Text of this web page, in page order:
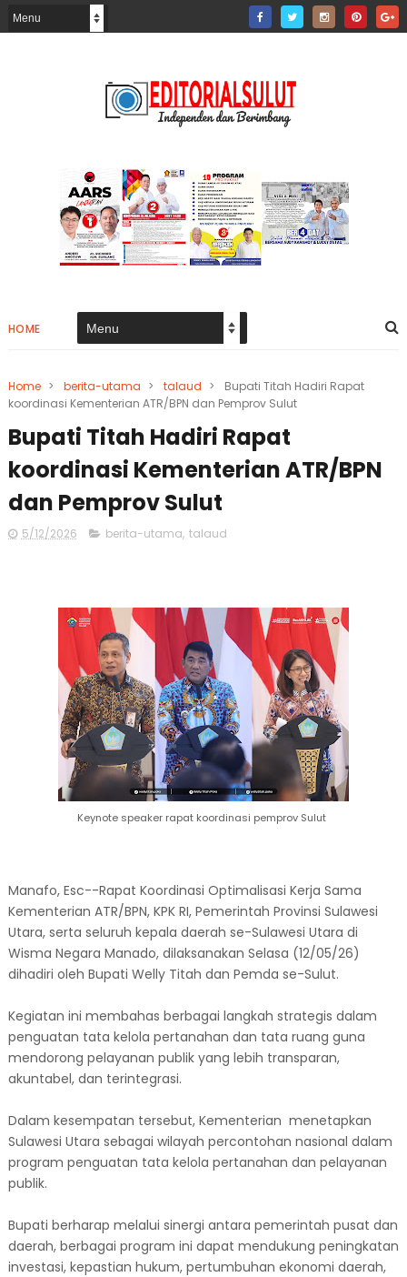
HOME
Home > berita-utama > talaud >
Bupati Titah Hadiri Rapat
koordinasi Kementerian ATR/BPN dan Pemprov Sulut
Bupati Titah Hadiri Rapat
koordinasi Kementerian ATR/BPN
dan Pemprov Sulut
5/12/2026 berita-utama, talaud
Keynote speaker rapat koordinasi pemprov Sulut
Manafo, Esc--Rapat Koordinasi Optimalisasi Kerja Sama
Kementerian ATR/BPN, KPK RI, Pemerintah Provinsi Sulawesi
Utara, serta seluruh kepala daerah se-Sulawesi Utara di
Wisma Negara Manado, dilaksanakan Selasa (12/05/26)
dihadiri oleh Bupati Welly Titah dan Pemda se-Sulut.
Kegiatan ini membahas berbagai langkah strategis dalam
penguatan tata kelola pertanahan dan tata ruang guna
mendorong pelayanan publik yang lebih transparan,
akuntabel, dan terintegrasi.
Dalam kesempatan tersebut, Kementerian menetapkan
Sulawesi Utara sebagai wilayah percontohan nasional dalam
program penguatan tata kelola pertanahan dan pelayanan
publik.
Bupati berharap melalui sinergi antara pemerintah pusat dan
daerah, berbagai program ini dapat mendukung peningkatan
investasi, kepastian hukum, pertumbuhan ekonomi daerah,